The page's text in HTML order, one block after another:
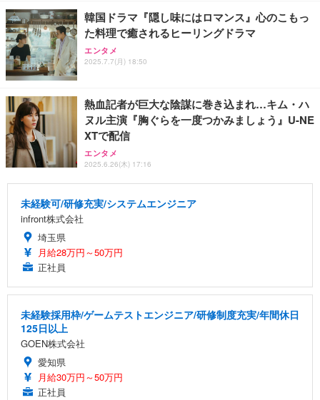
韓国ドラマ『隠し味にはロマンス』心のこもっ
た料理で癒されるヒーリングドラマ
エンタメ
2025.7.7(月) 18:50
熱血記者が巨大な陰謀に巻き込まれ…キム・ハ
ヌル主演『胸ぐらを一度つかみましょう』U-NE
XTで配信
エンタメ
2025.6.26(木) 17:16
未経験可/研修充実/システムエンジニア
infront株式会社
埼玉県
月給28万円～50万円
正社員
未経験採用枠/ゲームテストエンジニア/研修制度充実/年間休日
125日以上
GOEN株式会社
愛知県
月給30万円～50万円
正社員